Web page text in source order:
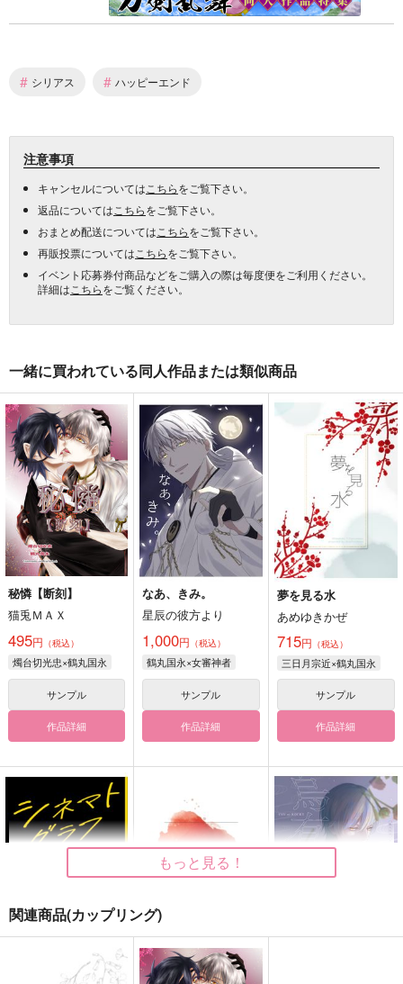
# シリアス # ハッピーエンド
注意事項
キャンセルについては こちらをご覧下さい。
返品については こちらをご覧下さい。
おまとめ配送については こちらをご覧下さい。
再販投票については こちらをご覧下さい。
イベント応募券付商品などをご購入の際は毎度便をご利用ください。
詳細は こちらをご覧ください。
一緒に買われている同人作品または類似商品
秘憐【断刻】
猫兎ＭＡＸ
495円 （税込）
燭台切光忠×鶴丸国永
サンプル
作品詳細
なあ、きみ。
星辰の彼方より
1,000円 （税込）
鶴丸国永×女審神者
サンプル
作品詳細
夢を見る水
あめゆきかぜ
715円 （税込）
三日月宗近×鶴丸国永
サンプル
作品詳細
シネマトグラフにて
鶴丸国永は戦にいかな
もっと見る！
関連商品(カップリング)